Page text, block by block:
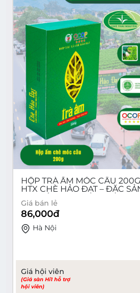
HỘP TRÀ ẤM MÓC CÂU
HTX CHÈ HẢO ĐẠT – ĐẶC
NGUYÊN
Giá bán lẻ
86,000đ
Hà Nội
Giá hội viên
(Giá sàn Hi1 hỗ trợ
hội viên)